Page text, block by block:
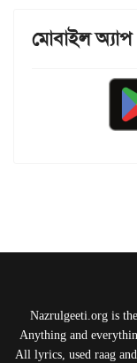
মোবাইল অ্যাপ
Nazrulgeeti.org is
Anything and
All lyrics, used raag